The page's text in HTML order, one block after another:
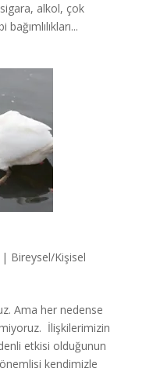
alkol, çok
| Bireysel/Kişisel
Ama her nedense
İlişkilerimizin
etkisi olduğunun
kendimizle